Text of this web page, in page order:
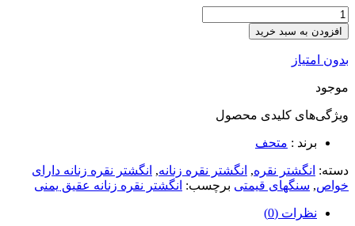
افزودن به سبد خرید
بدون امتیاز
موجود
ویژگی‌های کلیدی محصول
برند : متحف
دسته: انگشتر نقره, انگشتر نقره زنانه, انگشتر نقره زنانه دارای
خواص, سنگهای قیمتی برچسب: انگشتر نقره زنانه عقیق یمنی
نظرات (0)